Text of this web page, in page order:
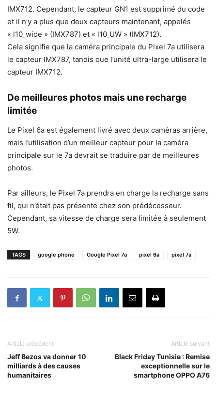
IMX712. Cependant, le capteur GN1 est supprimé du code
et il n’y a plus que deux capteurs maintenant, appelés
« l10_wide » (IMX787) et « l10_UW » (IMX712).
Cela signifie que la caméra principale du Pixel 7a utilisera
le capteur IMX787, tandis que l’unité ultra-large utilisera le
capteur IMX712.
De meilleures photos mais une recharge
limitée
Le Pixel 6a est également livré avec deux caméras arrière,
mais l’utilisation d’un meilleur capteur pour la caméra
principale sur le 7a devrait se traduire par de meilleures
photos.
Par ailleurs, le Pixel 7a prendra en charge la recharge sans
fil, qui n’était pas présente chez son prédécesseur.
Cependant, sa vitesse de charge sera limitée à seulement
5W.
TAGS google phone Google Pixel 7a pixel 6a pixel 7a
Article précédent
Jeff Bezos va donner 10
milliards à des causes
humanitaires
Article suivant
Black Friday Tunisie : Remise
exceptionnelle sur le
smartphone OPPO A76